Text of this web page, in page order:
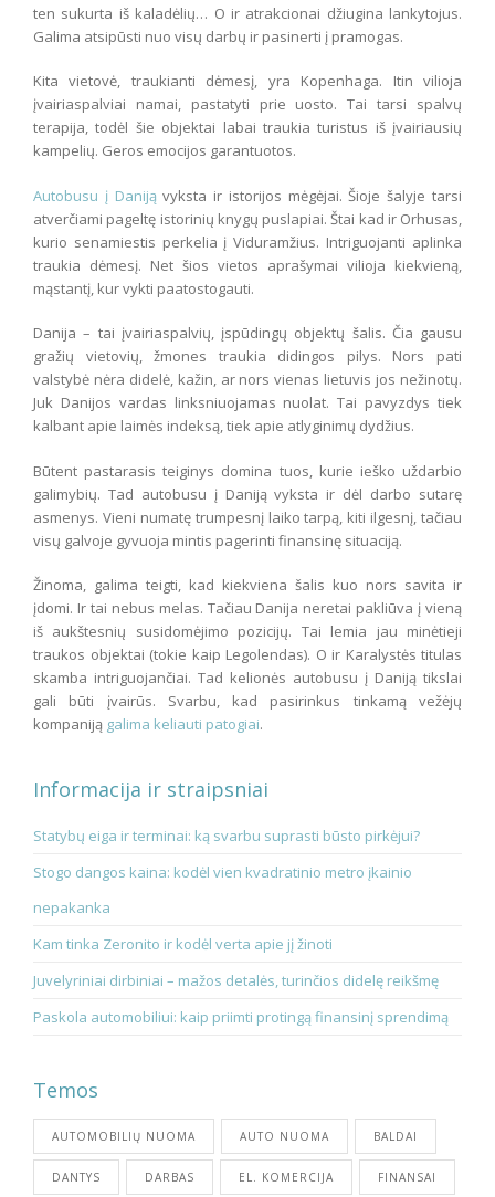
ten sukurta iš kaladėlių… O ir atrakcionai džiugina lankytojus.
Galima atsipūsti nuo visų darbų ir pasinerti į pramogas.
Kita vietovė, traukianti dėmesį, yra Kopenhaga. Itin vilioja
įvairiaspalviai namai, pastatyti prie uosto. Tai tarsi spalvų
terapija, todėl šie objektai labai traukia turistus iš įvairiausių
kampelių. Geros emocijos garantuotos.
Autobusu į Daniją vyksta ir istorijos mėgėjai. Šioje šalyje tarsi
atverčiami pageltę istorinių knygų puslapiai. Štai kad ir Orhusas,
kurio senamiestis perkelia į Viduramžius. Intriguojanti aplinka
traukia dėmesį. Net šios vietos aprašymai vilioja kiekvieną,
mąstantį, kur vykti paatostogauti.
Danija – tai įvairiaspalvių, įspūdingų objektų šalis. Čia gausu
gražių vietovių, žmones traukia didingos pilys. Nors pati
valstybė nėra didelė, kažin, ar nors vienas lietuvis jos nežinotų.
Juk Danijos vardas linksniuojamas nuolat. Tai pavyzdys tiek
kalbant apie laimės indeksą, tiek apie atlyginimų dydžius.
Būtent pastarasis teiginys domina tuos, kurie ieško uždarbio
galimybių. Tad autobusu į Daniją vyksta ir dėl darbo sutarę
asmenys. Vieni numatę trumpesnį laiko tarpą, kiti ilgesnį, tačiau
visų galvoje gyvuoja mintis pagerinti finansinę situaciją.
Žinoma, galima teigti, kad kiekviena šalis kuo nors savita ir
įdomi. Ir tai nebus melas. Tačiau Danija neretai pakliūva į vieną
iš aukštesnių susidomėjimo pozicijų. Tai lemia jau minėtieji
traukos objektai (tokie kaip Legolendas). O ir Karalystės titulas
skamba intriguojančiai. Tad kelionės autobusu į Daniją tikslai
gali būti įvairūs. Svarbu, kad pasirinkus tinkamą vežėjų
kompaniją galima keliauti patogiai.
Informacija ir straipsniai
Statybų eiga ir terminai: ką svarbu suprasti būsto pirkėjui?
Stogo dangos kaina: kodėl vien kvadratinio metro įkainio
nepakanka
Kam tinka Zeronito ir kodėl verta apie jį žinoti
Juvelyriniai dirbiniai – mažos detalės, turinčios didelę reikšmę
Paskola automobiliui: kaip priimti protingą finansinį sprendimą
Temos
AUTOMOBILIŲ NUOMA AUTO NUOMA BALDAI
DANTYS DARBAS EL. KOMERCIJA FINANSAI